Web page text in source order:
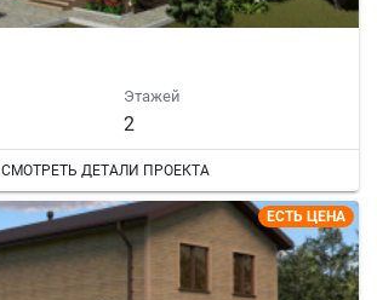
Этажей
2
СМОТРЕТЬ ДЕТАЛИ ПРОЕКТА
ЕСТЬ ЦЕНА